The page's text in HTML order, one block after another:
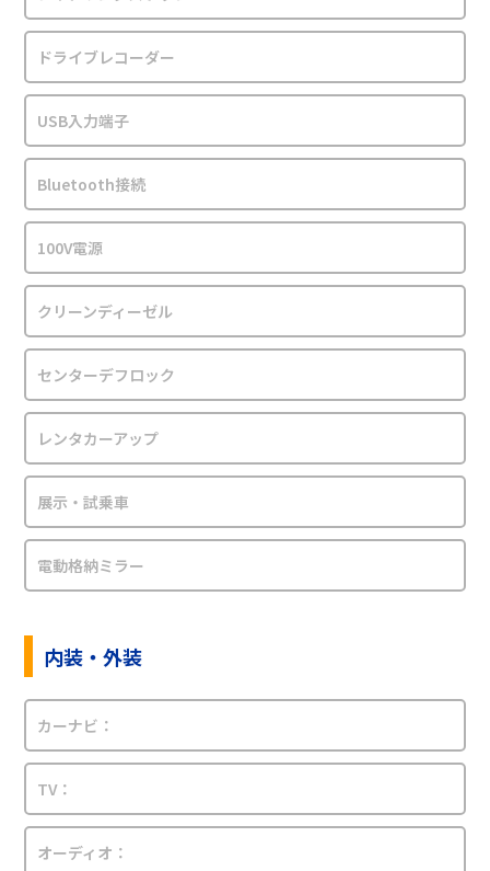
ドライブレコーダー
USB入力端子
Bluetooth接続
100V電源
クリーンディーゼル
センターデフロック
レンタカーアップ
展示・試乗車
電動格納ミラー
内装・外装
カーナビ：
TV：
オーディオ：